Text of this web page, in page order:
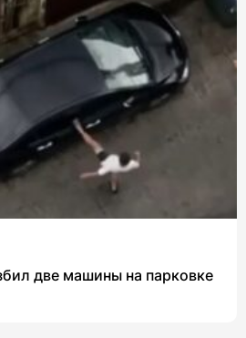
две машины на парковке